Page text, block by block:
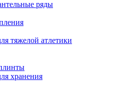
ряды
тяжелой атлетики
хранения